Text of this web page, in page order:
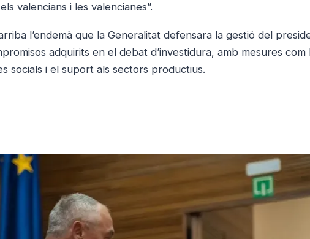
valencians i les valencianes”.
l’endemà que la Generalitat defensara la gestió del
adquirits en el debat d’investidura, amb mesures
socials i el suport als sectors productius.